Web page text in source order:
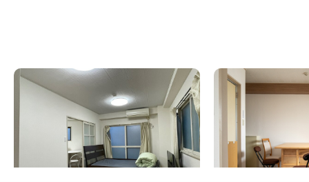
西葛西B邸
その他
【まるっと貸切専用】東京ディズニーリゾー
トへ直通バスあり！テーマパークやリトルイ
ンディア、東京観光の拠点に！
この家からの距離 0km
西葛西C邸
【まるっと貸切専用
ンディア、東京観光
この家からの距離 0km